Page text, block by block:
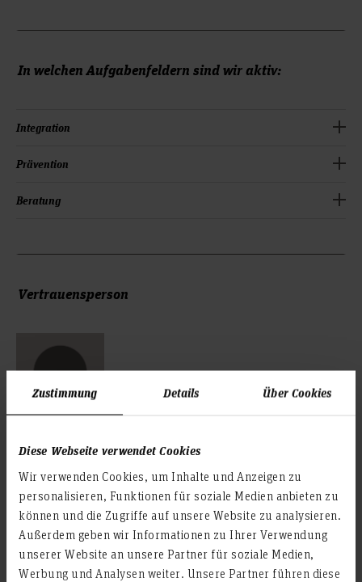
Zustimmung Details Über Cookies
Diese Webseite verwendet Cookies
Wir verwenden Cookies, um Inhalte und Anzeigen zu
personalisieren, Funktionen für soziale Medien anbieten zu
können und die Zugriffe auf unsere Website zu analysieren.
Außerdem geben wir Informationen zu Ihrer Verwendung
unserer Website an unsere Partner für soziale Medien,
Werbung und Analysen weiter. Unsere Partner führen diese
In welchen Aufgabenfeldern sind wir aktiv:
Integration
Beteiligung und Beratung bei
Begleitung bei der Wiedereingliederung am Arbeitsplatz
Prävention
Arbeitsplatzbewertung, Arbeitsplatzorganisation und
Beratung und Zusammenarbeit
Beratung
Vermittlung externer Servicestellen für Beratung und
Vertrauensperson
Mitarbeiterin, Servicezentrum Beratung
Raum: 1J.1.15
Ricklinger Stadtweg 120
Studierendenzentrum
30459 Hannover